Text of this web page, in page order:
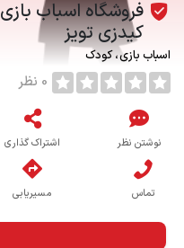
فروشگاه اسباب بازی
کیدزی تویز
اسباب بازی کودک
0 نظر
نوشتن نظر اشتراک گذاری
تماس مسیریابی